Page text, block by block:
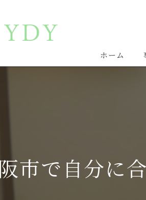
ホーム
市で自分に